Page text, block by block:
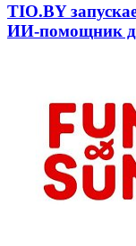
TIO.BY
ИИ-помощник